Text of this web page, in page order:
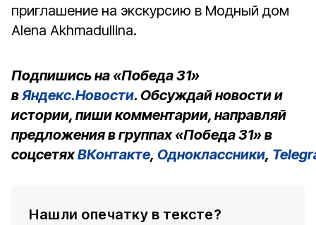
приглашение на экскурсию в Модный дом
Alena Akhmadullina.
Подпишись на «Победа 31»
вЯндекс.Новости. Обсуждай новости и
истории, пиши комментарии, направляй
предложения в группах «Победа 31» в
соцсетяхВКонтакте, Одноклассники,
Нашли опечатку в тексте?